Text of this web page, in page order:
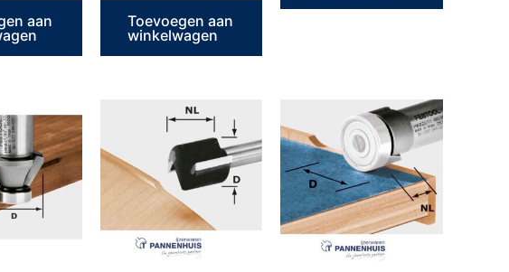
aan
Toevoegen aan
winkelwagen